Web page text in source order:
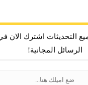
التحديثات اشترك الان
الرسائل المجانية!